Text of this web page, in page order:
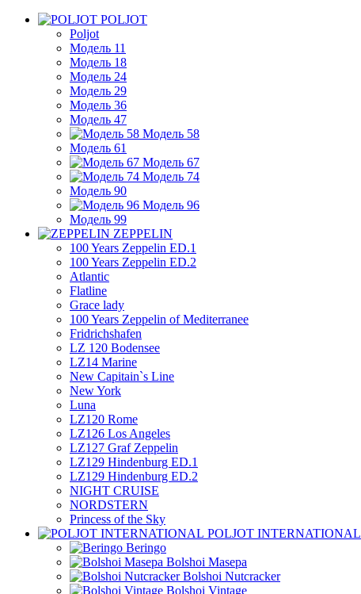
POLJOT
Poljot
Модель 11
Модель 18
Модель 24
Модель 29
Модель 36
Модель 47
Модель 58
Модель 61
Модель 67
Модель 74
Модель 90
Модель 96
Модель 99
ZEPPELIN
100 Years Zeppelin ED.1
100 Years Zeppelin ED.2
Atlantic
Flatline
Grace lady
100 Years Zeppelin of Mediterranee
Fridrichshafen
LZ 120 Bodensee
LZ14 Marine
New Capitain`s Line
New York
Luna
LZ120 Rome
LZ126 Los Angeles
LZ127 Graf Zeppelin
LZ129 Hindenburg ED.1
LZ129 Hindenburg ED.2
NIGHT CRUISE
NORDSTERN
Princess of the Sky
POLJOT INTERNATIONAL
Beringo
Bolshoi Masepa
Bolshoi Nutcracker
Bolshoi Vintage